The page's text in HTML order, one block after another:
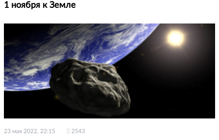
1 ноября к Земле
23 мая 2022, 22:15 2543